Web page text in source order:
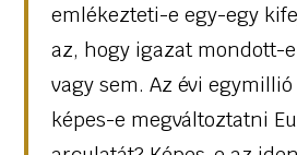
emlékezteti-e egy-egy
az, hogy igazat mondott-
vagy sem. Az évi
képes-e megváltoztatni